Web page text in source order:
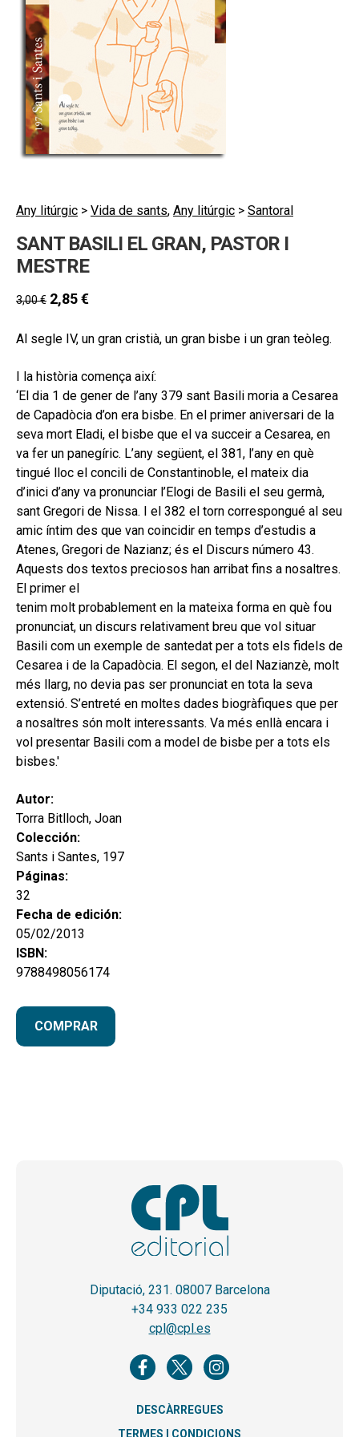
EL MEU COMPTE
CERCAR
CAT
ESP
Any litúrgic > Vida de sants, Any litúrgic > Santoral
SANT BASILI EL GRAN, PASTOR I
MESTRE
3,00€ 2,85€
Al segle IV, un gran cristià, un gran bisbe i un gran teòleg.
I la història comença així:
‘El dia 1 de gener de l’any 379 sant Basili moria a Cesarea
de Capadòcia d’on era bisbe. En el primer aniversari de la
seva mort Eladi, el bisbe que el va succeir a Cesarea, en
va fer un panegíric. L’any següent, el 381, l’any en què
tingué lloc el concili de Constantinoble, el mateix dia
d’inici d’any va pronunciar l’Elogi de Basili el seu germà,
sant Gregori de Nissa. I el 382 el torn correspongué al seu
amic íntim des que van coincidir en temps d’estudis a
Atenes, Gregori de Nazianz; és el Discurs número 43.
Aquests dos textos preciosos han arribat fins a nosaltres.
El primer el
tenim molt probablement en la mateixa forma en què fou
pronunciat, un discurs relativament breu que vol situar
Basili com un exemple de santedat per a tots els fidels de
Cesarea i de la Capadòcia. El segon, el del Nazianzè, molt
més llarg, no devia pas ser pronunciat en tota la seva
extensió. S’entreté en moltes dades biogràfiques que per
a nosaltres són molt interessants. Va més enllà encara i
vol presentar Basili com a model de bisbe per a tots els
bisbes.'
Autor:
Torra Bitlloch, Joan
Colección:
Sants i Santes, 197
Páginas:
32
Fecha de edición:
05/02/2013
ISBN:
9788498056174
COMPRAR
Diputació, 231. 08007 Barcelona
+34 933 022 235
cpl@cpl.es
DESCÀRREGUES
TERMES I CONDICIONS